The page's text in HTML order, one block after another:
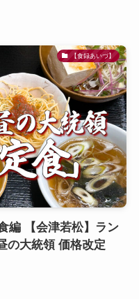
【食録あいづ】
編 【会津若松】ラン
の大統領 価格改定